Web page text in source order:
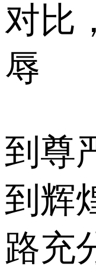
对比
辱
到尊
到辉
路充